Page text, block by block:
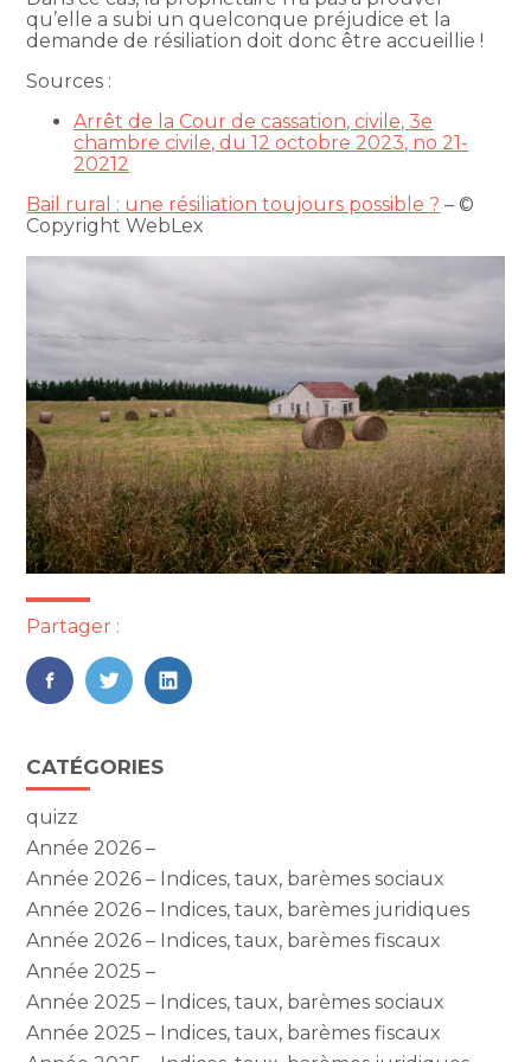
qu’elle a subi un quelconque préjudice et la
demande de résiliation doit donc être accueillie !
Sources :
Arrêt de la Cour de cassation, civile, 3e
chambre civile, du 12 octobre 2023, no 21-
20212
Bail rural : une résiliation toujours possible ? – ©
Copyright WebLex
Partager :
FaceBook
TwitterLinkedIn
Blog
sidebar
CATÉGORIES
quizz
Année 2026 –
Année 2026 – Indices, taux, barèmes sociaux
Année 2026 – Indices, taux, barèmes juridiques
Année 2026 – Indices, taux, barèmes fiscaux
Année 2025 –
Année 2025 – Indices, taux, barèmes sociaux
Année 2025 – Indices, taux, barèmes fiscaux